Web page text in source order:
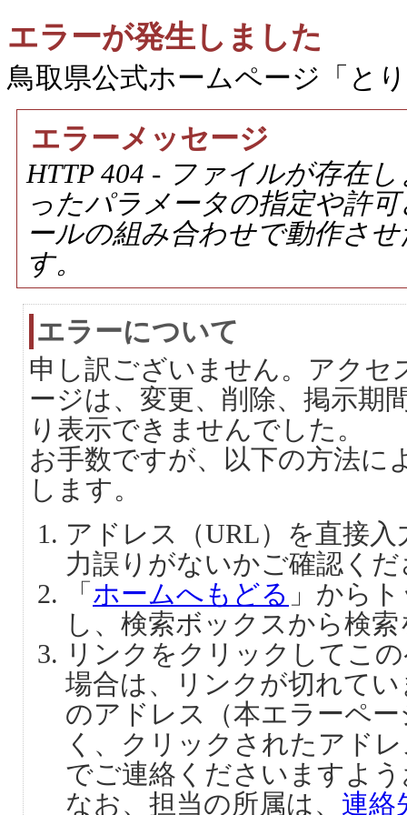
エラーが発生しました
鳥取県公式ホームページ「と
エラーメッセージ
HTTP 404 - ファイルが存在
ったパラメータの指定や許
ールの組み合わせで動作さ
す。
エラーについて
申し訳ございません。アクセ
ージは、変更、削除、掲示期
り表示できませんでした。
お手数ですが、以下の方法に
します。
アドレス（URL）を直接
力誤りがないかご確認く
「 ホームへもどる 」から
し、検索ボックスから検
リンクをクリックしてこ
場合は、リンクが切れて
のアドレス（本エラーペ
く、クリックされたアド
でご連絡くださいますよ
なお、担当の所属は、 連絡